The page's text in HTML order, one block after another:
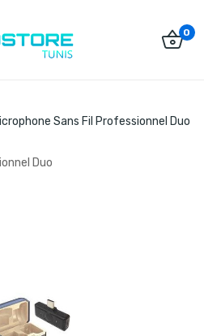
0
Sans Fil Professionnel Duo
Duo